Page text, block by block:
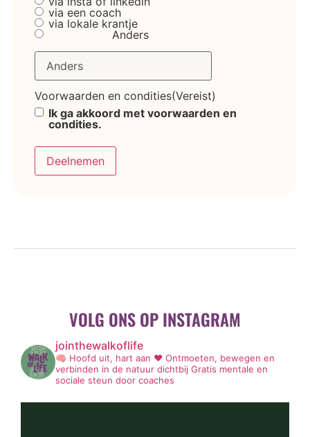
via een coach
via lokale krantje
Anders
Voorwaarden en condities(Vereist)
Ik ga akkoord met voorwaarden en
condities.
Deelnemen
VOLG ONS OP INSTAGRAM
jointhewalkoflife
🧠 Hoofd uit, hart aan ❤️ Ontmoeten, bewegen en
verbinden in de natuur dichtbij Gratis mentale en
sociale steun door coaches